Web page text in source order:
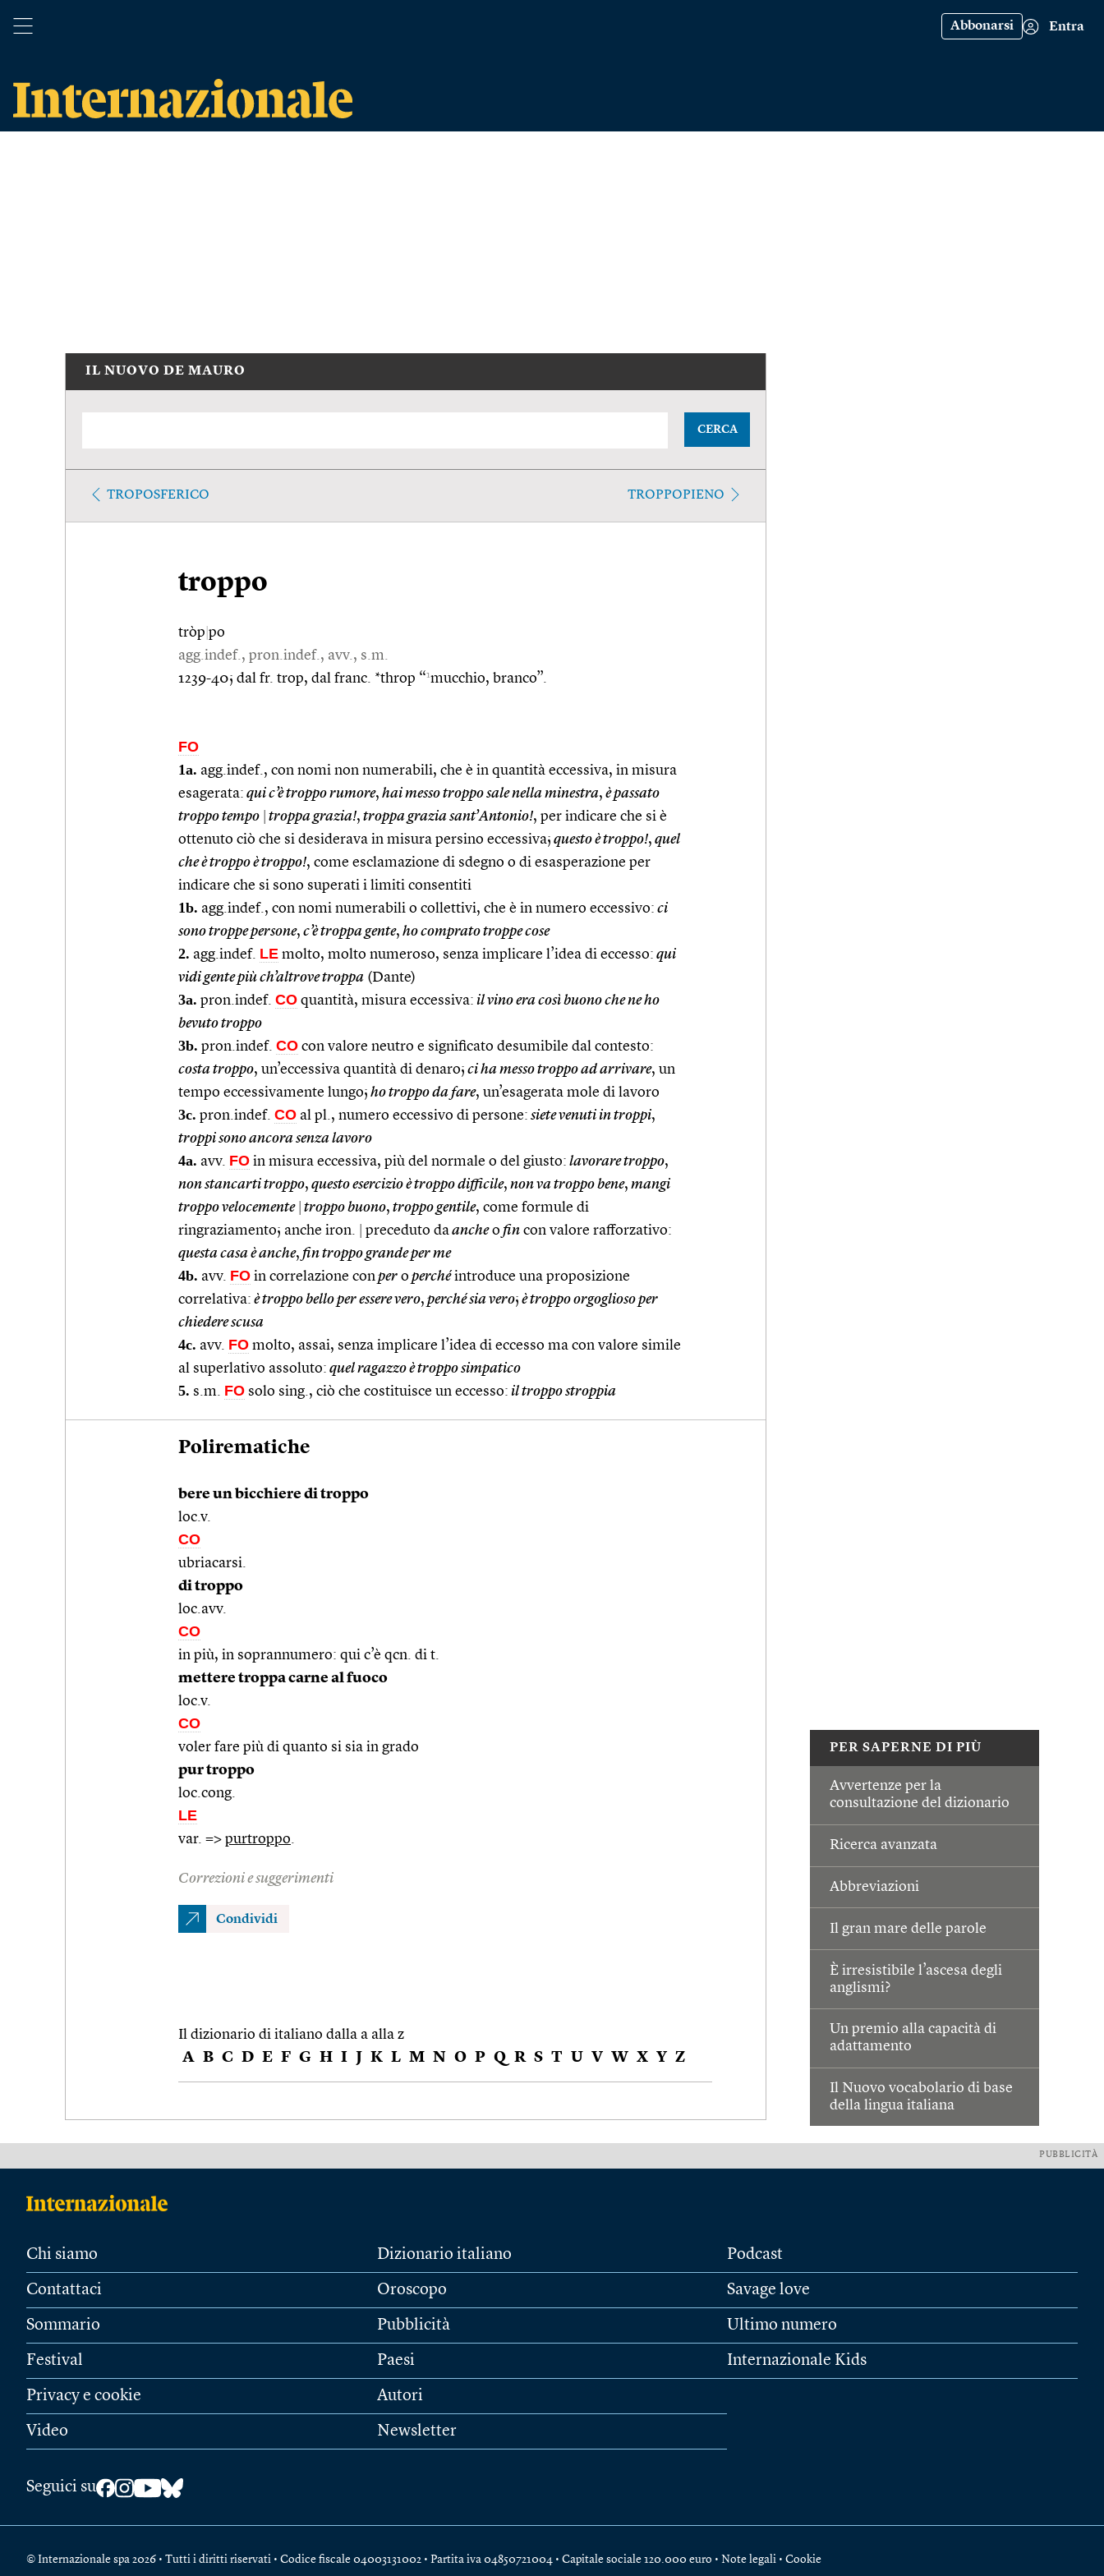
Abbonarsi Entra
PER SAPERNE DI PIÙ
Avvertenze per la
consultazione del dizionario
Ricerca avanzata
Abbreviazioni
Il gran mare delle parole
È irresistibile l’ascesa degli
anglismi?
Un premio alla capacità di
adattamento
Il Nuovo vocabolario di base
della lingua italiana
IL NUOVO DE MAURO
CERCA
TROPOSFERICO TROPPOPIENO
troppo
tròp po
agg.indef., pron.indef., avv., s.m.
1239-40; dal fr. trop, dal franc. *throp “1mucchio, branco”.
FO
1a. agg.indef., con nomi non numerabili, che è in quantità eccessiva, in misura
esagerata: qui c’è troppo rumore, hai messo troppo sale nella minestra, è passato
troppo tempo
troppa grazia!, troppa grazia sant’Antonio!, per indicare che si è
ottenuto ciò che si desiderava in misura persino eccessiva; questo è troppo!, quel
che è troppo è troppo!, come esclamazione di sdegno o di esasperazione per
indicare che si sono superati i limiti consentiti
1b. agg.indef., con nomi numerabili o collettivi, che è in numero eccessivo: ci
sono troppe persone, c’è troppa gente, ho comprato troppe cose
2. agg.indef. LE molto, molto numeroso, senza implicare l’idea di eccesso: qui
vidi gente più ch’altrove troppa (Dante)
3a. pron.indef. CO quantità, misura eccessiva: il vino era così buono che ne ho
bevuto troppo
3b. pron.indef. CO con valore neutro e significato desumibile dal contesto:
costa troppo, un’eccessiva quantità di denaro; ci ha messo troppo ad arrivare, un
tempo eccessivamente lungo; ho troppo da fare, un’esagerata mole di lavoro
3c. pron.indef. CO al pl., numero eccessivo di persone: siete venuti in troppi,
troppi sono ancora senza lavoro
4a. avv. FO in misura eccessiva, più del normale o del giusto: lavorare troppo,
non stancarti troppo, questo esercizio è troppo difficile, non va troppo bene, mangi
troppo velocemente
troppo buono, troppo gentile, come formule di
ringraziamento; anche iron.
preceduto daancheo fin con valore rafforzativo:
questa casa è anche, fin troppo grande per me
4b. avv. FO in correlazione conper o perchéintroduce una proposizione
correlativa: è troppo bello per essere vero, perché sia vero; è troppo orgoglioso per
chiedere scusa
4c. avv. FO molto, assai, senza implicare l’idea di eccesso ma con valore simile
al superlativo assoluto: quel ragazzo è troppo simpatico
5. s.m. FO solo sing., ciò che costituisce un eccesso: il troppo stroppia
Polirematiche
bere un bicchiere di troppo
loc.v.
CO
ubriacarsi.
di troppo
loc.avv.
CO
in più, in soprannumero: qui c’è qcn. di t.
mettere troppa carne al fuoco
loc.v.
CO
voler fare più di quanto si sia in grado
pur troppo
loc.cong.
LE
var. => purtroppo.
Correzioni e suggerimenti
Condividi
Il dizionario di italiano dalla a alla z
A B C D E F G H I J K L M N O P Q R S T U V W X Y Z
PUBBLICITÀ
Chi siamo
Contattaci
Sommario
Festival
Privacy e cookie
Video
Dizionario italiano
Oroscopo
Pubblicità
Paesi
Autori
Newsletter
Podcast
Savage love
Ultimo numero
Internazionale Kids
Seguici su
© Internazionale spa 2026 • Tutti i diritti riservati • Codice fiscale 04003131002 • Partita iva 04850721004 • Capitale sociale 120.000 euro • Note legali • Cookie